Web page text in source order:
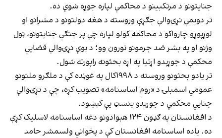
جنایتونو د مرتکبینو د محاکمې لپاره جوړه شوې ده.
تر دویمې نړۍوالې جګړې وروسته د هغه دولتونو د مشرانو او
لوړپوړو چارواکو د محاکمه کولو لپاره چې پر جنګي جنایتونو، ټول
وژنو او په بشر ضد جرمونو تورون وو؛ د یوې نړۍوالې قضایي
محکمې د جوړېدو اړتیا په اړه بحثونه راپورته شول.
تر یادو بحثونو وروسته د ۱۹۹۸کال په غوڼده کې د ملګرو ملتونو
عمومي اسمبلۍ د «روم اساسنامه» تصویب کړه، چې د نړۍوالې
جنايي محکمې د جوړېدو بنسټ یې کېښود.
د افغانستان په ګډون ۱۲۴ هېوادونو دغه اساسنامه لاسلیک کړې
ده. یاده اساسنامه افغانستان کې د پخواني ولسمشر حامد